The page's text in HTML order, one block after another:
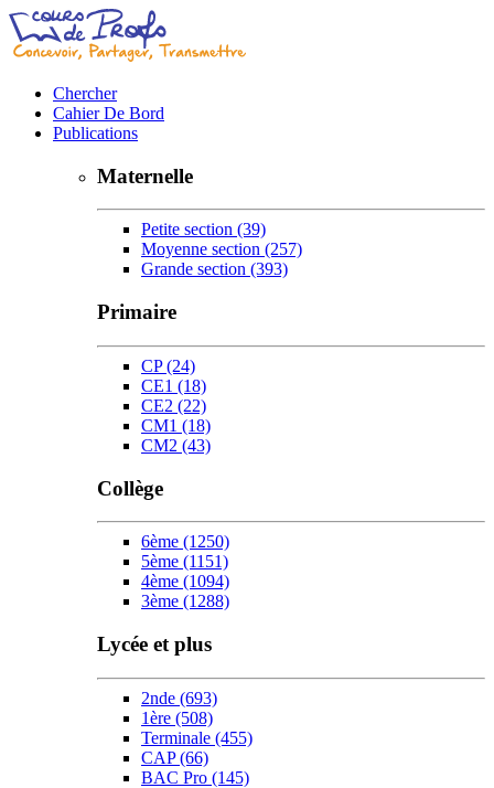
Chercher
Cahier De Bord
Publications
Maternelle
Petite section (39)
Moyenne section (257)
Grande section (393)
Primaire
CP(24)
CE1 (18)
CE2 (22)
CM1 (18)
CM2 (43)
Collège
6ème (1250)
5ème (1151)
4ème (1094)
3ème (1288)
Lycée et plus
2nde (693)
1ère (508)
Terminale (455)
CAP(66)
BAC Pro (145)